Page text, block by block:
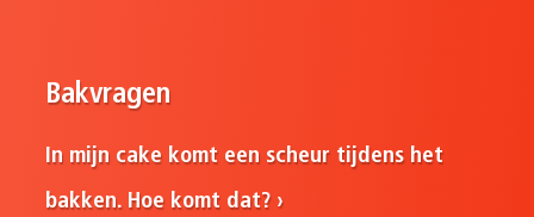
Bakvragen
In mijn cake komt een scheur tijdens het
bakken. Hoe komt dat?